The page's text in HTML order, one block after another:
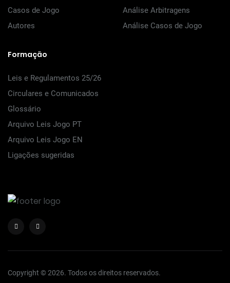
Casos de Jogo
Autores
Análise Arbitragens
Análise Casos de Jogo
Formação
Leis e Regulamentos 25/26
Circulares e Comunicados
Glossário
Arquivo Leis Jogo PT
Arquivo Leis Jogo EN
Ligações sugeridas
Copyright © 2026. Todos os direitos reservados.